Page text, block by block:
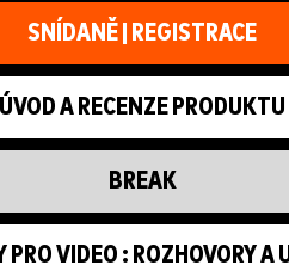
SNÍDANĚ | REGISTRACE
ÚVOD A RECENZE PRODUKTU
BREAK
PRO VIDEO : ROZHOVORY A